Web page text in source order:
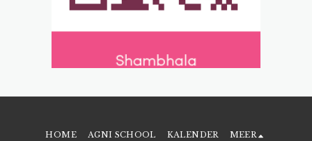
HOME AGNI SCHOOL KALENDER MEER